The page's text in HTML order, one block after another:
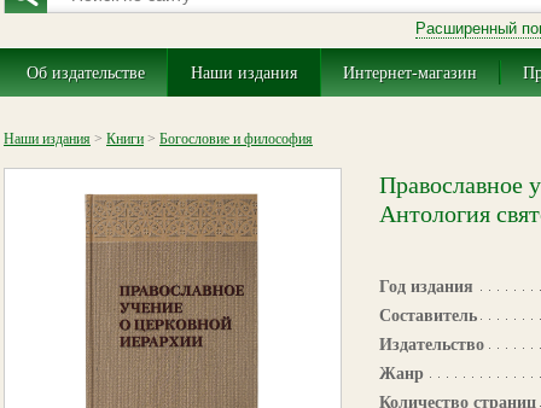
Расширенный
Об издательстве Наши издания Интернет-магазин
Наши издания > Книги > Богословие и философия
Православное
Антология
Год издания
Составитель
Издательство
Жанр
Количество страниц